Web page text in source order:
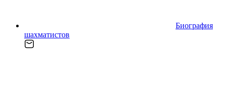
Биография
шахматистов